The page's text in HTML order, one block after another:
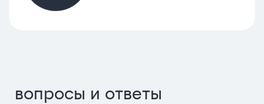
вопросы и ответы